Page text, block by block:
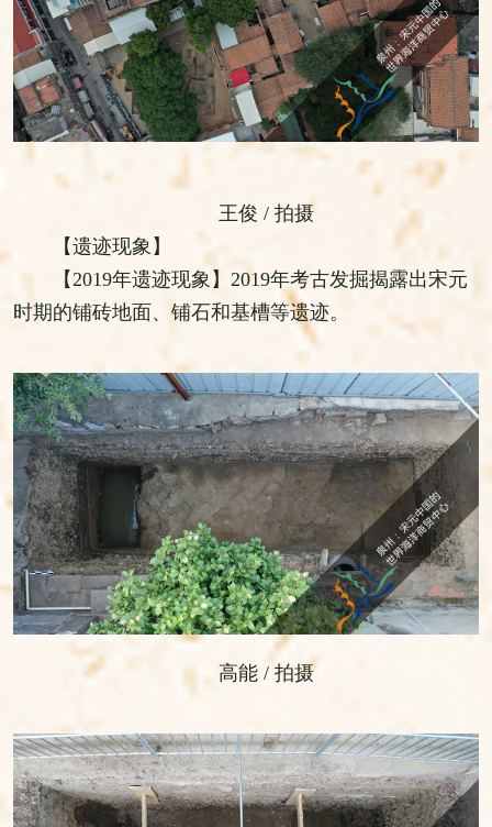
王俊 / 拍摄
【遗迹现象】
【2019年遗迹现象】2019年考古发掘揭露出宋元
时期的铺砖地面、铺石和基槽等遗迹。
高能 / 拍摄